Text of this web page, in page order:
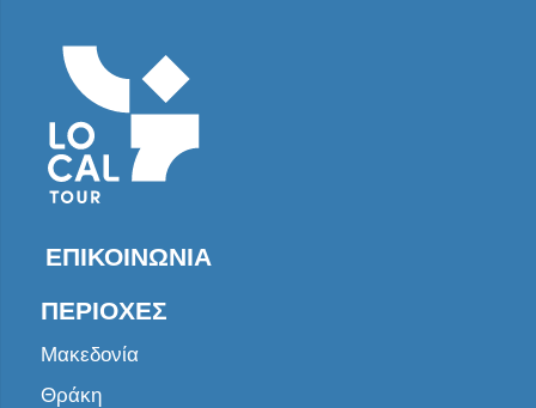
ΕΠΙΚΟΙΝΩΝΊΑ
ΠΕΡΙΟΧΈΣ
Μακεδονία
Θράκη